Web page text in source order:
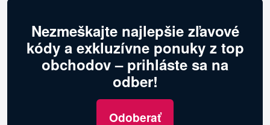
Nezmeškajte najlepšie zľavové
kódy a exkluzívne ponuky z top
obchodov – prihláste sa na
odber!
Odoberať